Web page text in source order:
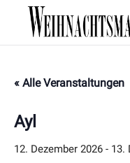
« Alle Veranstaltungen
Ayl
12. Dezember 2026 - 13.